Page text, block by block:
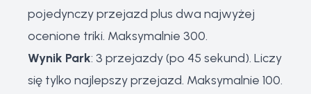
pojedynczy przejazd plus dwa najwyżej
ocenione triki. Maksymalnie 300.
Wynik Park: 3 przejazdy (po 45 sekund). Liczy
się tylko najlepszy przejazd. Maksymalnie 100.